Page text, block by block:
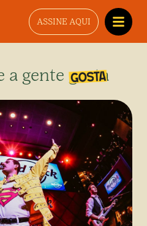
ASSINE AQUI
a gente gosta